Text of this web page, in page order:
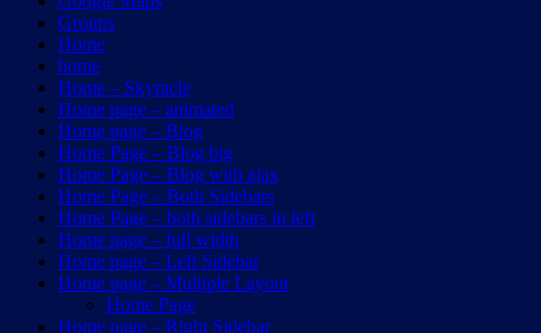
Groups
Home
home
Home – Skyracle
Home page – animated
Home page – Blog
Home Page – Blog big
Home Page – Blog with ajax
Home Page – Both Sidebars
Home Page – both sidebars in left
Home page – full width
Home page – Left Sidebar
Home page – Multiple Layout
Home Page
Home page – Right Sidebar